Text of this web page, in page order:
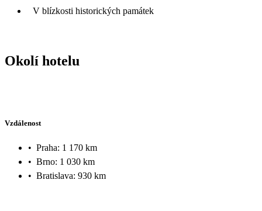
V blízkosti historických památek
Okolí hotelu
Vzdálenost
• Praha: 1 170 km
• Brno: 1 030 km
• Bratislava: 930 km